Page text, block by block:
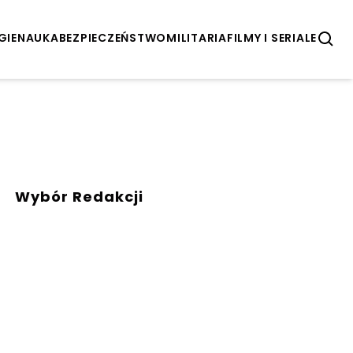
NAUKABEZPIECZEŃSTWOMILITARIAFILMY I SERIALE
Wybór Redakcji